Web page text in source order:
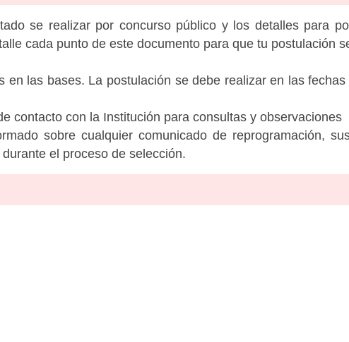
se realizar por concurso público y los detalles para
cada punto de este documento para que tu postulación
en las bases. La postulación se debe realizar en las
contacto con la Institución para consultas y observaciones
sobre cualquier comunicado de reprogramación,
el proceso de selección.